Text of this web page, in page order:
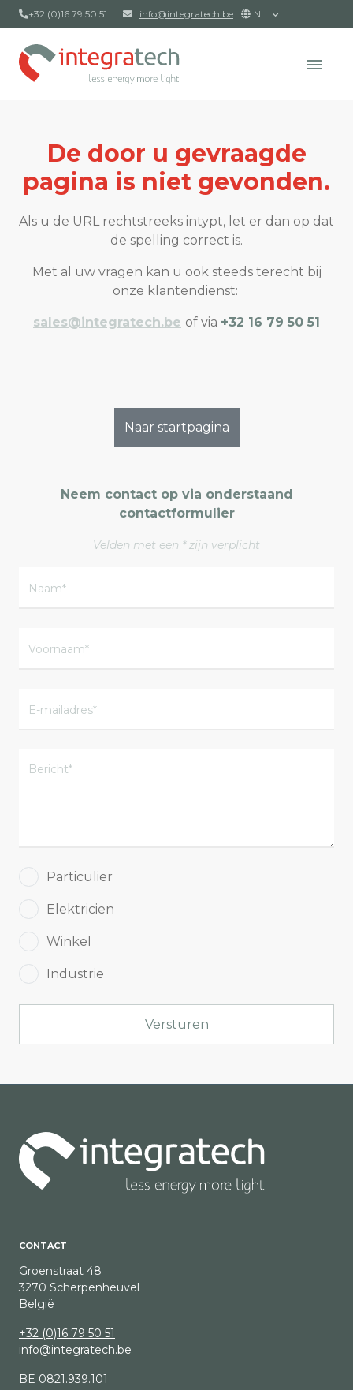
+32 (0)16 79 50 51 info@integratech.be NL
De door u gevraagde
pagina is niet gevonden.
Als u de URL rechtstreeks intypt, let er dan op dat
de spelling correct is.
Met al uw vragen kan u ook steeds terecht bij
onze klantendienst:
sales@integratech.be of via +32 16 79 50 51
Naar startpagina
Neem contact op via onderstaand
contactformulier
Velden met een * zijn verplicht
Particulier
Elektricien
Winkel
Industrie
Versturen
CONTACT
Groenstraat 48
3270 Scherpenheuvel
België
+32 (0)16 79 50 51
info@integratech.be
BE 0821.939.101